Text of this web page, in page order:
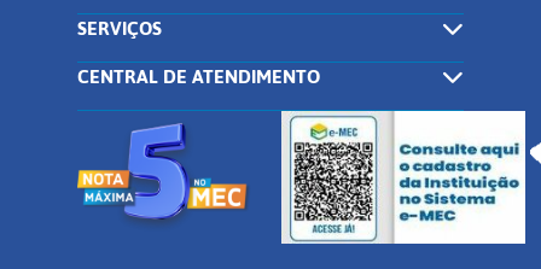
SERVIÇOS
CENTRAL DE ATENDIMENTO